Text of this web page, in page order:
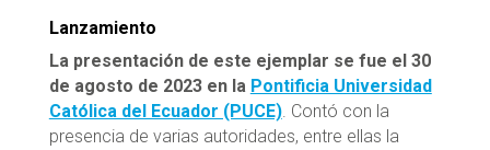
Lanzamiento
La presentación de este ejemplar se fue el 30
de agosto de 2023 en la Pontificia Universidad
Católica del Ecuador (PUCE). Contó con la
presencia de varias autoridades, entre ellas la